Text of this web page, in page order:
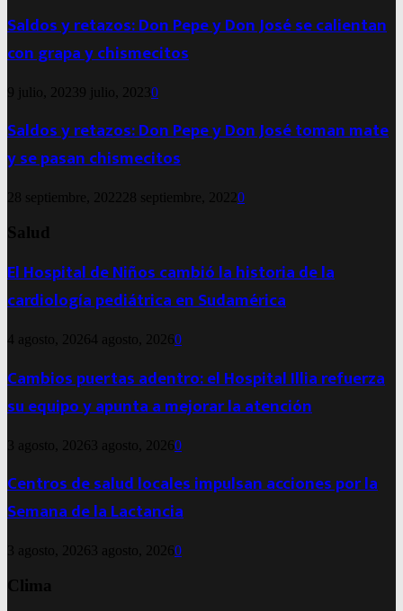
Saldos y retazos: Don Pepe y Don José se calientan
con grapa y chismecitos
9 julio, 20239 julio, 20230
Saldos y retazos: Don Pepe y Don José toman mate
y se pasan chismecitos
28 septiembre, 2022 28 septiembre, 2022 0
Salud
El Hospital de Niños cambió la historia de la
cardiología pediátrica en Sudamérica
4 agosto, 20264 agosto, 20260
Cambios puertas adentro: el Hospital Illia refuerza
su equipo y apunta a mejorar la atención
3 agosto, 2026 3 agosto, 20260
Centros de salud locales impulsan acciones por la
Semana de la Lactancia
3 agosto, 2026 3 agosto, 20260
Clima